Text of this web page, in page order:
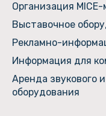
Организация
Выставочное
Рекламно-
Информация для
Аренда звукового
оборудования